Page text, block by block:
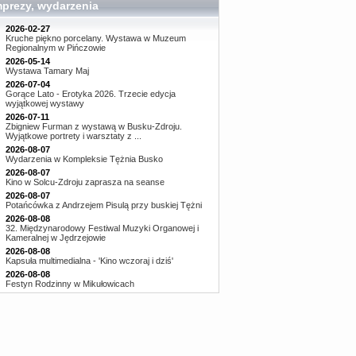
wydarzenia
2026-02-27
Kruche piękno porcelany. Wystawa w Muzeum
Regionalnym w Pińczowie
2026-05-14
Wystawa Tamary Maj
2026-07-04
Gorące Lato - Erotyka 2026. Trzecie edycja
wyjątkowej wystawy
2026-07-11
Zbigniew Furman z wystawą w Busku-Zdroju.
Wyjątkowe portrety i warsztaty z ...
2026-08-07
Wydarzenia w Kompleksie Tężnia Busko
2026-08-07
Kino w Solcu-Zdroju zaprasza na seanse
2026-08-07
Potańcówka z Andrzejem Pisulą przy buskiej Tężni
2026-08-08
32. Międzynarodowy Festiwal Muzyki Organowej i
Kameralnej w Jędrzejowie
2026-08-08
Kapsuła multimedialna - 'Kino wczoraj i dziś'
2026-08-08
Festyn Rodzinny w Mikułowicach